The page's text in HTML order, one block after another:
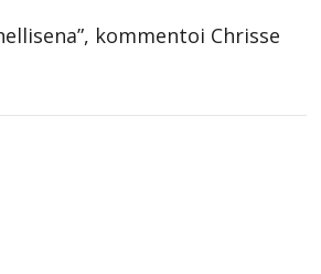
kommentoi Chrisse